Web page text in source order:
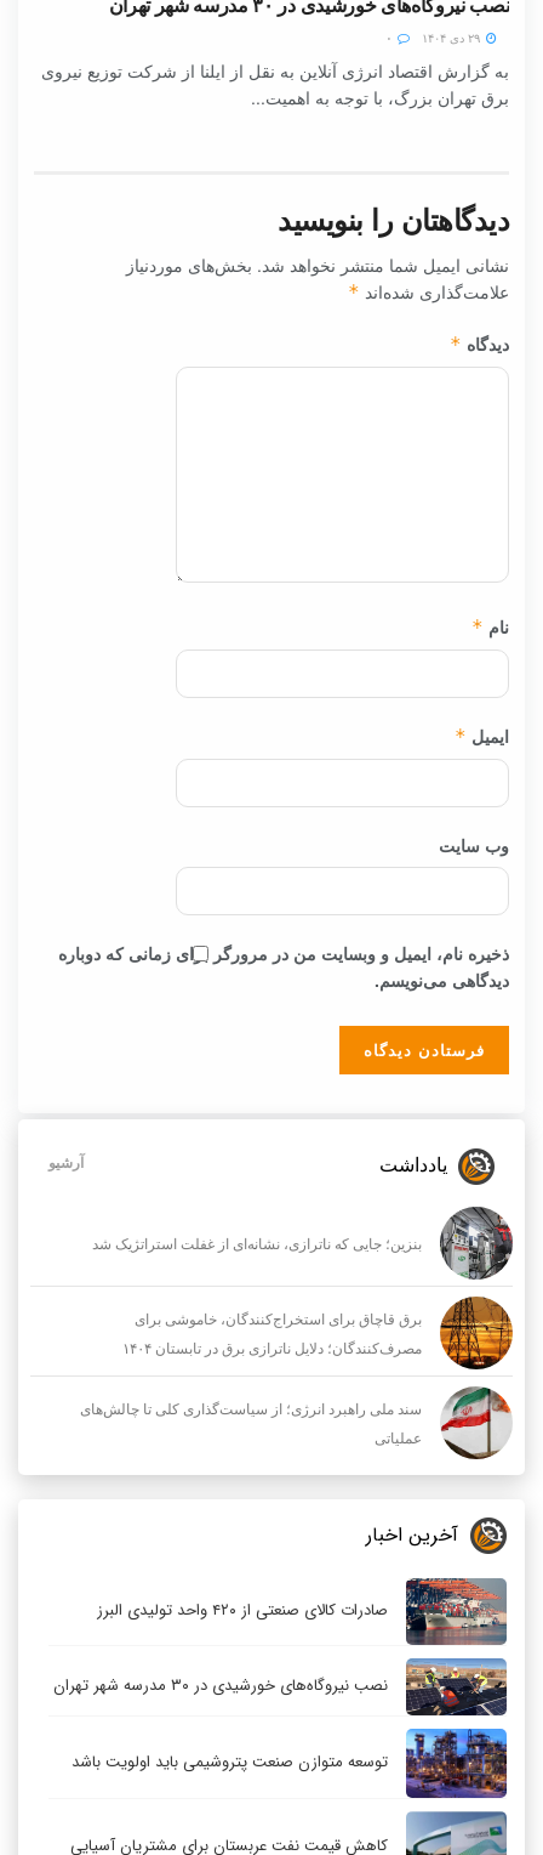
به گزارش اقتصاد انرژی آنلاین به نقل از ایلنا از شرکت توزیع نیروی
برق تهران بزرگ، با توجه به اهمیت...
دیدگاهتان را بنویسید
نشانی ایمیل شما منتشر نخواهد شد. بخش‌های موردنیاز
علامت‌گذاری شده‌اند *
دیدگاه *
نام *
ایمیل *
وب‌ سایت
ذخیره نام، ایمیل و وبسایت من در مرورگر برای زمانی که دوباره
دیدگاهی می‌نویسم.
یادداشت آرشیو
بنزین؛ جایی که ناترازی، نشانه‌ای از غفلت استراتژیک شد
برق قاچاق برای استخراج‌کنندگان، خاموشی برای
مصرف‌کنندگان؛ دلایل ناترازی برق در تابستان ۱۴۰۴
سند ملی راهبرد انرژی؛ از سیاست‌گذاری کلی تا چالش‌های
عملیاتی
آخرین اخبار
صادرات کالای صنعتی از ۴۲۰ واحد تولیدی البرز
نصب نیروگاه‌های خورشیدی در ۳۰ مدرسه شهر تهران
توسعه متوازن صنعت پتروشیمی باید اولویت باشد
کاهش قیمت نفت عربستان برای مشتریان آسیایی